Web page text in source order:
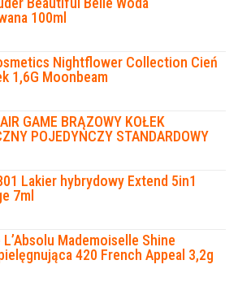
100ml
Nightflower Collection Cień
1,6G Moonbeam
GAME BRĄZOWY KOŁEK
POJEDYNCZY STANDARDOWY
Lakier hybrydowy Extend 5in1
7ml
Mademoiselle Shine
420 French Appeal 3,2g